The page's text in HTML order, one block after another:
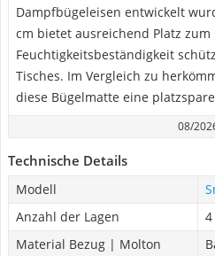
Dampfbügeleisen entwickelt
cm bietet ausreichend Platz
Feuchtigkeitsbeständigkeit
Tisches. Im Vergleich zu
diese Bügelmatte eine
08/
Technische Details
Modell
Anzahl der Lagen
4
Material Bezug | Molton